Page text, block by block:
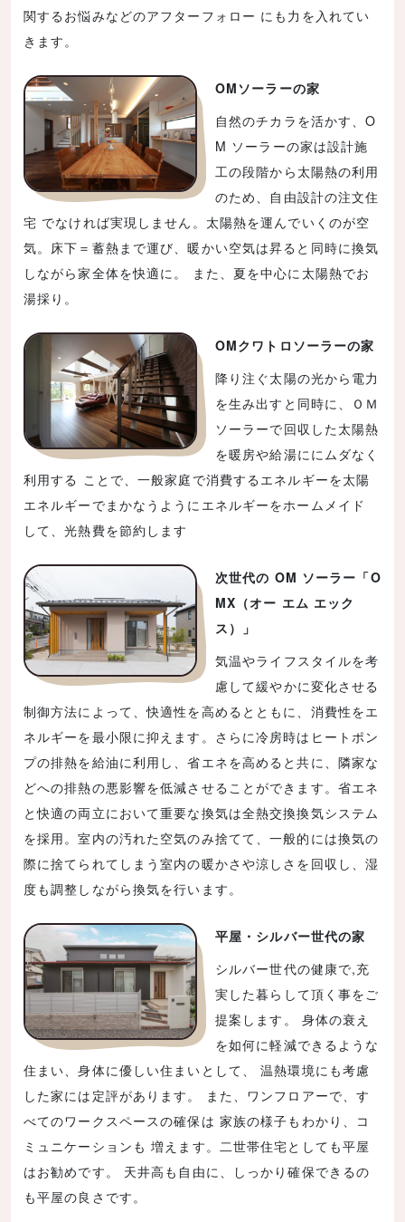
関するお悩みなどのアフターフォロー にも力を入れてい
きます。
OMソーラーの家
自然のチカラを活かす、O
M ソーラーの家は設計施
工の段階から太陽熱の利用
のため、自由設計の注文住
宅 でなければ実現しません。太陽熱を運んでいくのが空
気。床下＝蓄熱まで運び、暖かい空気は昇ると同時に換気
しながら家全体を快適に。 また、夏を中心に太陽熱でお
湯採り。
OMクワトロソーラーの家
降り注ぐ太陽の光から電力
を生み出すと同時に、ＯＭ
ソーラーで回収した太陽熱
を暖房や給湯ににムダなく
利用する ことで、一般家庭で消費するエネルギーを太陽
エネルギーでまかなうようにエネルギーをホームメイド
して、光熱費を節約します
次世代の OM ソーラー「O
MX（オー エム エック
ス）」
気温やライフスタイルを考
慮して緩やかに変化させる
制御方法によって、快適性を高めるとともに、消費性をエ
ネルギーを最小限に抑えます。さらに冷房時はヒートポン
プの排熱を給油に利用し、省エネを高めると共に、隣家な
どへの排熱の悪影響を低減させることができます。省エネ
と快適の両立において重要な換気は全熱交換換気システム
を採用。室内の汚れた空気のみ捨てて、一般的には換気の
際に捨てられてしまう室内の暖かさや涼しさを回収し、湿
度も調整しながら換気を行います。
平屋・シルバー世代の家
シルバー世代の健康で,充
実した暮らして頂く事をご
提案します。 身体の衰え
を如何に軽減できるような
住まい、身体に優しい住まいとして、 温熱環境にも考慮
した家には定評があります。 また、ワンフロアーで、す
べてのワークスペースの確保は 家族の様子もわかり、コ
ミュニケーションも 増えます。二世帯住宅としても平屋
はお勧めです。 天井高も自由に、しっかり確保できるの
も平屋の良さです。